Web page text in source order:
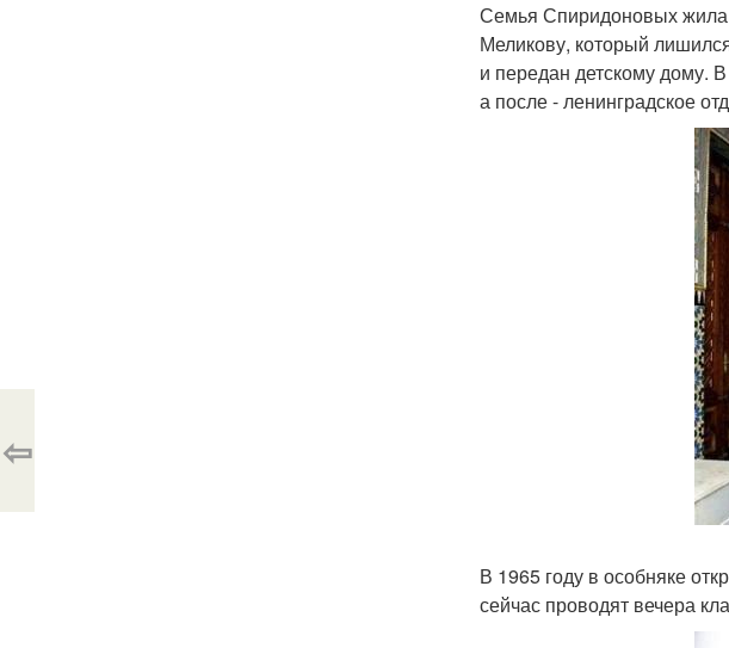
Семья Спиридоновых жила
Меликову, который
и передан детскому дому.
а после - ленинградское
В 1965 году в особняке
сейчас проводят вечера
⇦